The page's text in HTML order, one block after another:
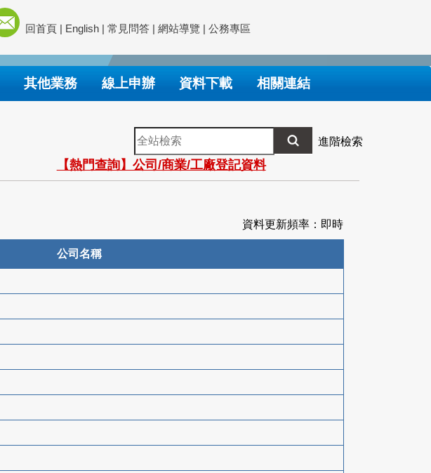
回首頁 | English | 常見問答 | 網站導覽 | 公務專區
其他業務 線上申辦 資料下載 相關連結
全
站
檢
索
進階檢索
【熱門查詢】公司/商業/工廠登記資料
資料更新頻率：即時
公司名稱